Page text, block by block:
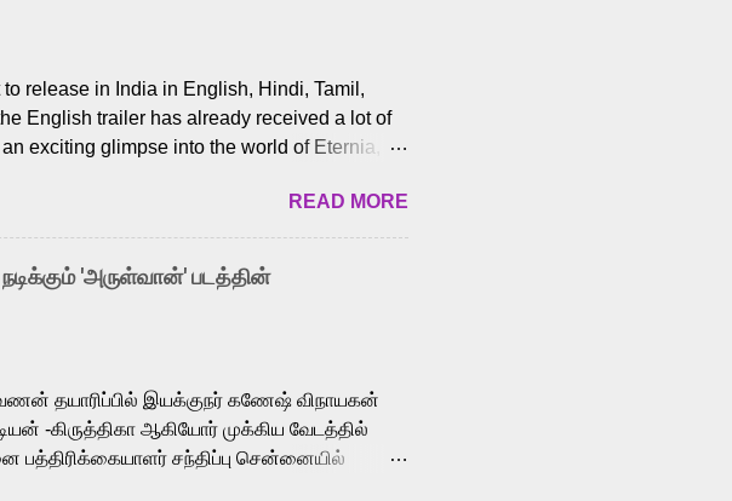
release in India in English, Hindi, Tamil,
English trailer has already received a lot of
exciting glimpse into the world of Eternia,
voice cast led by celebrated playback
He-Man. Known for memorable songs
and “Mun Andhi” from 7 Aum Arivu,
over multiple languages, making him
known for portraying memorable
READ MORE
'அருள்வான்' படத்தின்
தயாரிப்பில் இயக்குநர் கணேஷ் விநாயகன்
-கிருத்திகா ஆகியோர் முக்கிய வேடத்தில்
பத்திரிக்கையாளர் சந்திப்பு சென்னையில்